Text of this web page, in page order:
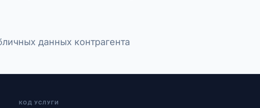
данных контрагента
КОД УСЛУГИ